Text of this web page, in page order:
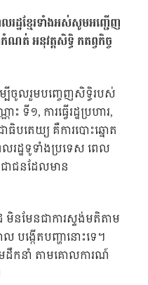
លរដ្ឋខ្មែរទាំងអស់សូមអញ្ជើញ
ត់ អនុវត្តសិទ្ធិ កតព្វកិច្ច
ម្បីចូលរួមបញ្ចេញសិទ្ធិរបស់
ទី១, ការធ្វើរដ្ឋប្រហារ,
ធិបតេយ្យ គឺការបោះឆ្នោត
លរដ្ឋទូទាំងប្រទេស ពេល
ាជនដែលមាន
មិនមែនជាការស្ទង់មតិតាម
ល បង្កើតបញ្ហានោះទេ។
មេដឹកនាំ តាមគោលការណ៍